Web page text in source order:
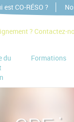
est CO-RÉSO ?
? Contactez-
du
Formations